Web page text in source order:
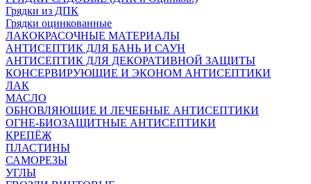
Грядки из ДПК
Грядки оцинкованные
ЛАКОКРАСОЧНЫЕ МАТЕРИАЛЫ
АНТИСЕПТИК ДЛЯ БАНЬ И САУН
АНТИСЕПТИК ДЛЯ ДЕКОРАТИВНОЙ ЗАЩИТЫ
КОНСЕРВИРУЮЩИЕ И ЭКОНОМ АНТИСЕПТИКИ
ЛАК
МАСЛО
ОБНОВЛЯЮЩИЕ И ЛЕЧЕБНЫЕ АНТИСЕПТИКИ
ОГНЕ-БИОЗАЩИТНЫЕ АНТИСЕПТИКИ
КРЕПЁЖ
ПЛАСТИНЫ
САМОРЕЗЫ
УГЛЫ